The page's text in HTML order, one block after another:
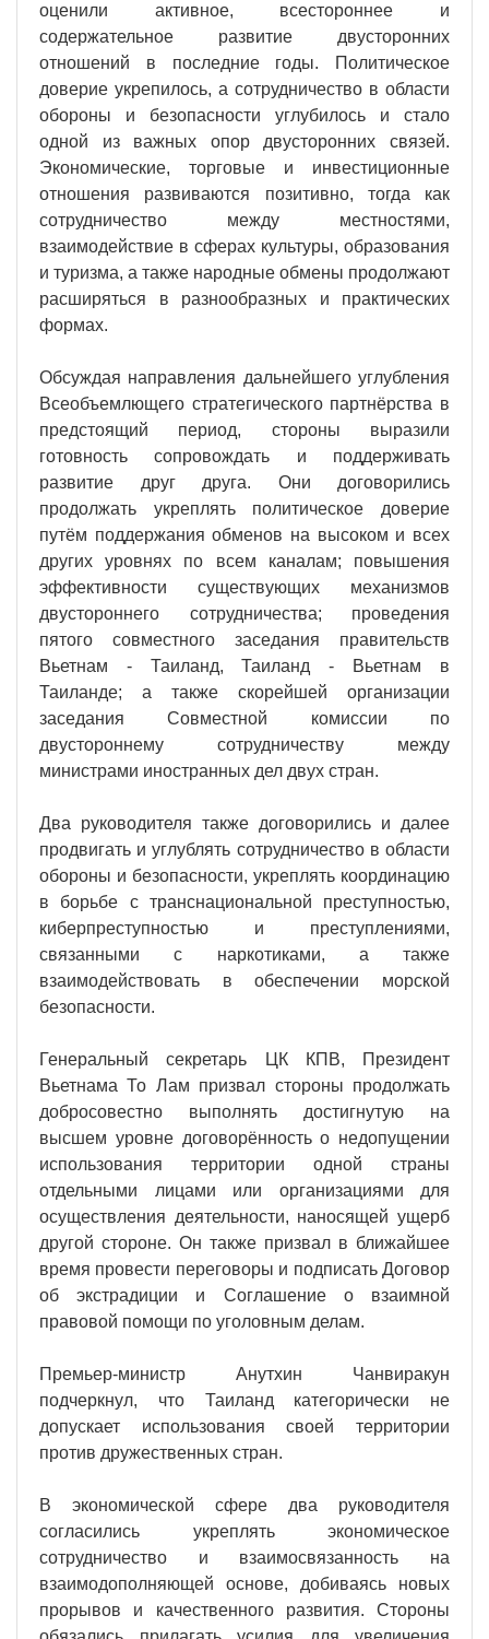
оценили активное, всестороннее и
содержательное развитие двусторонних
отношений в последние годы. Политическое
доверие укрепилось, а сотрудничество в области
обороны и безопасности углубилось и стало
одной из важных опор двусторонних связей.
Экономические, торговые и инвестиционные
отношения развиваются позитивно, тогда как
сотрудничество между местностями,
взаимодействие в сферах культуры, образования
и туризма, а также народные обмены продолжают
расширяться в разнообразных и практических
формах.
Обсуждая направления дальнейшего углубления
Всеобъемлющего стратегического партнёрства в
предстоящий период, стороны выразили
готовность сопровождать и поддерживать
развитие друг друга. Они договорились
продолжать укреплять политическое доверие
путём поддержания обменов на высоком и всех
других уровнях по всем каналам; повышения
эффективности существующих механизмов
двустороннего сотрудничества; проведения
пятого совместного заседания правительств
Вьетнам - Таиланд, Таиланд - Вьетнам в
Таиланде; а также скорейшей организации
заседания Совместной комиссии по
двустороннему сотрудничеству между
министрами иностранных дел двух стран.
Два руководителя также договорились и далее
продвигать и углублять сотрудничество в области
обороны и безопасности, укреплять координацию
в борьбе с транснациональной преступностью,
киберпреступностью и преступлениями,
связанными с наркотиками, а также
взаимодействовать в обеспечении морской
безопасности.
Генеральный секретарь ЦК КПВ, Президент
Вьетнама То Лам призвал стороны продолжать
добросовестно выполнять достигнутую на
высшем уровне договорённость о недопущении
использования территории одной страны
отдельными лицами или организациями для
осуществления деятельности, наносящей ущерб
другой стороне. Он также призвал в ближайшее
время провести переговоры и подписать Договор
об экстрадиции и Соглашение о взаимной
правовой помощи по уголовным делам.
Премьер-министр Анутхин Чанвиракун
подчеркнул, что Таиланд категорически не
допускает использования своей территории
против дружественных стран.
В экономической сфере два руководителя
согласились укреплять экономическое
сотрудничество и взаимосвязанность на
взаимодополняющей основе, добиваясь новых
прорывов и качественного развития. Стороны